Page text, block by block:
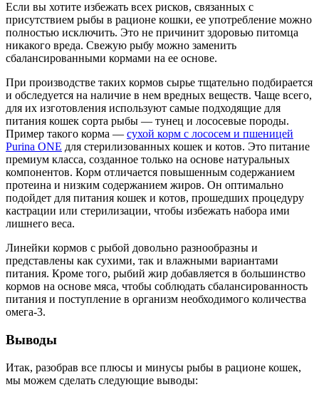
Если вы хотите избежать всех рисков, связанных с
присутствием рыбы в рационе кошки, ее употребление можно
полностью исключить. Это не причинит здоровью питомца
никакого вреда. Свежую рыбу можно заменить
сбалансированными кормами на ее основе.
При производстве таких кормов сырье тщательно подбирается
и обследуется на наличие в нем вредных веществ. Чаще всего,
для их изготовления используют самые подходящие для
питания кошек сорта рыбы — тунец и лососевые породы.
Пример такого корма — сухой корм с лососем и пшеницей
Purina ONE для стерилизованных кошек и котов. Это питание
премиум класса, созданное только на основе натуральных
компонентов. Корм отличается повышенным содержанием
протеина и низким содержанием жиров. Он оптимально
подойдет для питания кошек и котов, прошедших процедуру
кастрации или стерилизации, чтобы избежать набора ими
лишнего веса.
Линейки кормов с рыбой довольно разнообразны и
представлены как сухими, так и влажными вариантами
питания. Кроме того, рыбий жир добавляется в большинство
кормов на основе мяса, чтобы соблюдать сбалансированность
питания и поступление в организм необходимого количества
омега-3.
Выводы
Итак, разобрав все плюсы и минусы рыбы в рационе кошек,
мы можем сделать следующие выводы: